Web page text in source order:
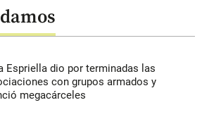
Espriella dio por terminadas las
con grupos armados y
megacárceles